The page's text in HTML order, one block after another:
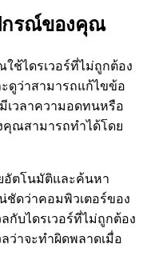
กรณ์ของคุณ
ช้ไดรเวอร์ที่ไม่ถูกต้อง
ดูว่าสามารถแก้ไขข้อ
วลาความอดทนหรือ
คุณสามารถทำได้โดย
อัตโนมัติและค้นหา
ชัดว่าคอมพิวเตอร์ของ
กับไดรเวอร์ที่ไม่ถูกต้อง
ว่าจะทำผิดพลาดเมื่อ